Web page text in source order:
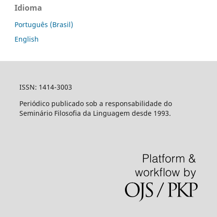
Idioma
Português (Brasil)
English
ISSN: 1414-3003
Periódico publicado sob a responsabilidade do
Seminário Filosofia da Linguagem desde 1993.